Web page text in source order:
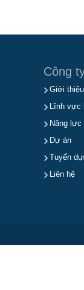
Công
Giới thiệu
Lĩnh vực
Năng lực
Dự án
Tuyển
Liên hệ